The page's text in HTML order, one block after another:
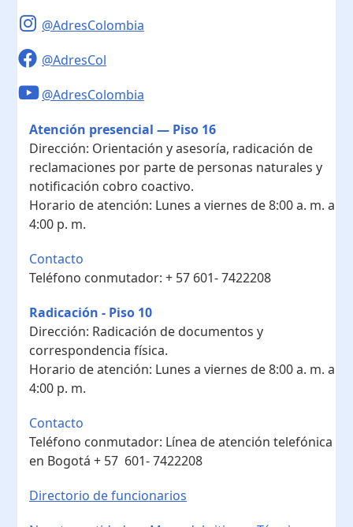
@AdresColombia
@AdresCol
@AdresColombia
Atención presencial — Piso 16
Dirección: Orientación y asesoría, radicación de
reclamaciones por parte de personas naturales y
notificación cobro coactivo.
Horario de atención: Lunes a viernes de 8:00 a. m. a
4:00 p. m.
Contacto
Teléfono conmutador: + 57 601- 7422208
Radicación - Piso 10
Dirección: Radicación de documentos y
correspondencia física.
Horario de atención: Lunes a viernes de 8:00 a. m. a
4:00 p. m.
Contacto
Teléfono conmutador: Línea de atención telefónica
en Bogotá ​+ 57 601- 7422208
Directorio de funcionarios